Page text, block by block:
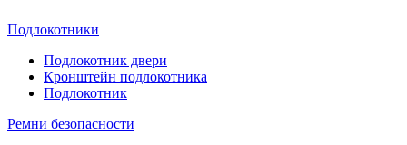
Подлокотники
Подлокотник двери
Кронштейн подлокотника
Подлокотник
Ремни безопасности